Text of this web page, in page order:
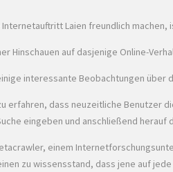
Internetauftritt Laien freundlich
Hinschauen auf dasjenige Online-
interessante Beobachtungen
erfahren, dass neuzeitliche Benutzer
eingeben und anschließend herauf
einem
zu wissensstand, dass jene auf